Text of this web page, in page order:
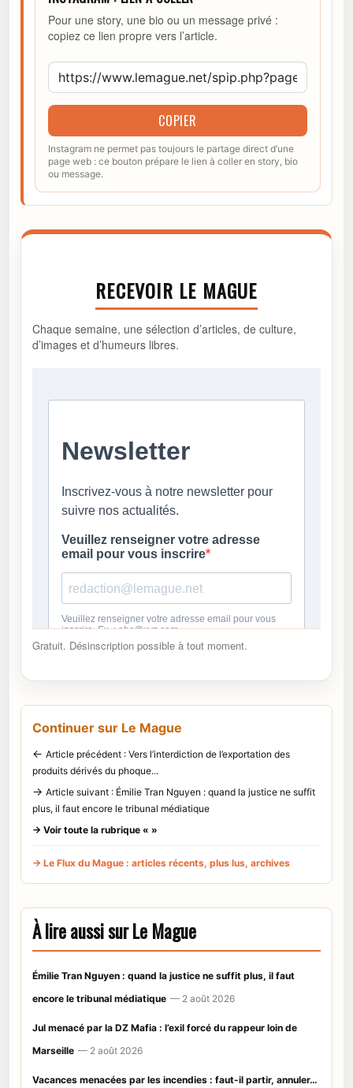
Pour une story, une bio ou un message privé :
copiez ce lien propre vers l’article.
COPIER
Instagram ne permet pas toujours le partage direct d’une
page web : ce bouton prépare le lien à coller en story, bio
ou message.
RECEVOIR LE MAGUE
Chaque semaine, une sélection d’articles, de culture,
d’images et d’humeurs libres.
Gratuit. Désinscription possible à tout moment.
Continuer sur Le Mague
← Article précédent : Vers l’interdiction de l’exportation des
produits dérivés du phoque...
→ Article suivant : Émilie Tran Nguyen : quand la justice ne suffit
plus, il faut encore le tribunal médiatique
→ Voir toute la rubrique « »
→ Le Flux du Mague : articles récents, plus lus, archives
À lire aussi sur Le Mague
Émilie Tran Nguyen : quand la justice ne suffit plus, il faut
encore le tribunal médiatique — 2 août 2026
Jul menacé par la DZ Mafia : l’exil forcé du rappeur loin de
Marseille — 2 août 2026
Vacances menacées par les incendies : faut-il partir, annuler…